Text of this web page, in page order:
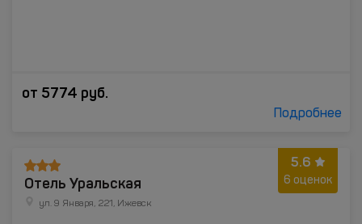
от 5774 руб.
Подробнее
5.6
6 оценок
Отель Уральская
ул. 9 Января, 221, Ижевск